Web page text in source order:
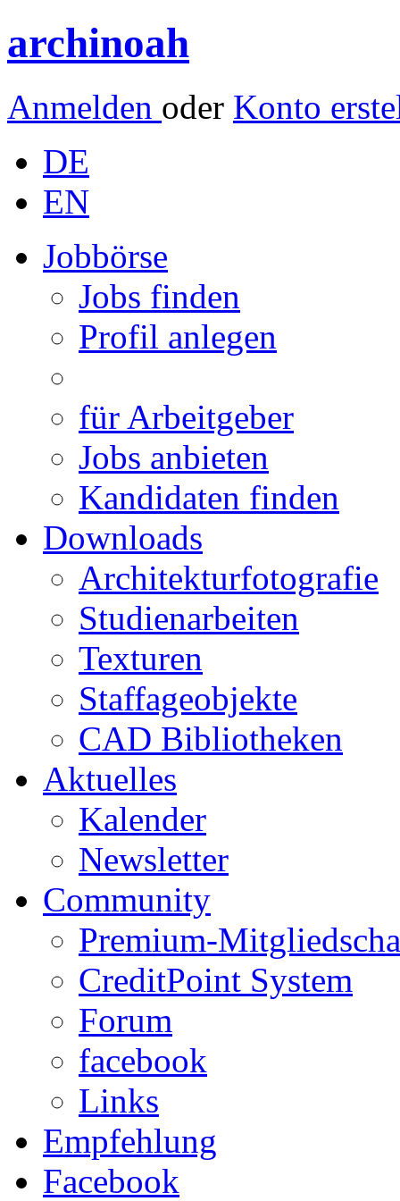
archinoah
Anmelden oder Konto
DE
EN
Jobbörse
Jobs finden
Profil anlegen
für Arbeitgeber
Jobs anbieten
Kandidaten finden
Downloads
Architekturfotografie
Studienarbeiten
Texturen
Staffageobjekte
CAD Bibliotheken
Aktuelles
Kalender
Newsletter
Community
Premium-
CreditPoint System
Forum
facebook
Links
Empfehlung
Facebook